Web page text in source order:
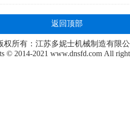
返回顶部
权所有：江苏多妮士机械制造有限
© 2014-2021 www.dnsfd.com All